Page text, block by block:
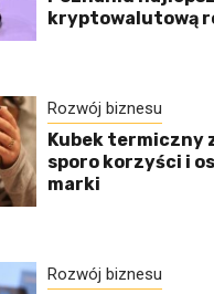
kryptowalutową
Rozwój biznesu
Kubek termiczny
sporo korzyści i
marki
Rozwój biznesu